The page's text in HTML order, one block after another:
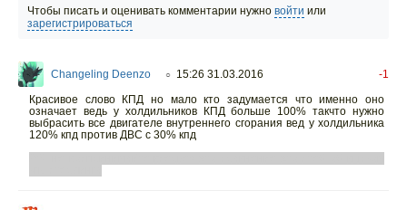
Чтобы писать и оценивать комментарии нужно войти или
зарегистрироваться
Changeling Deenzo ○ 15:26 31.03.2016
-1
Красивое слово КПД но мало кто задумается что именно оно
означает ведь у холдильников КПД больше 100% такчто нужно
выбрасить все двигателе внутреннего сгорания вед у холдильника
120% кпд против ДВС с 30% кпд